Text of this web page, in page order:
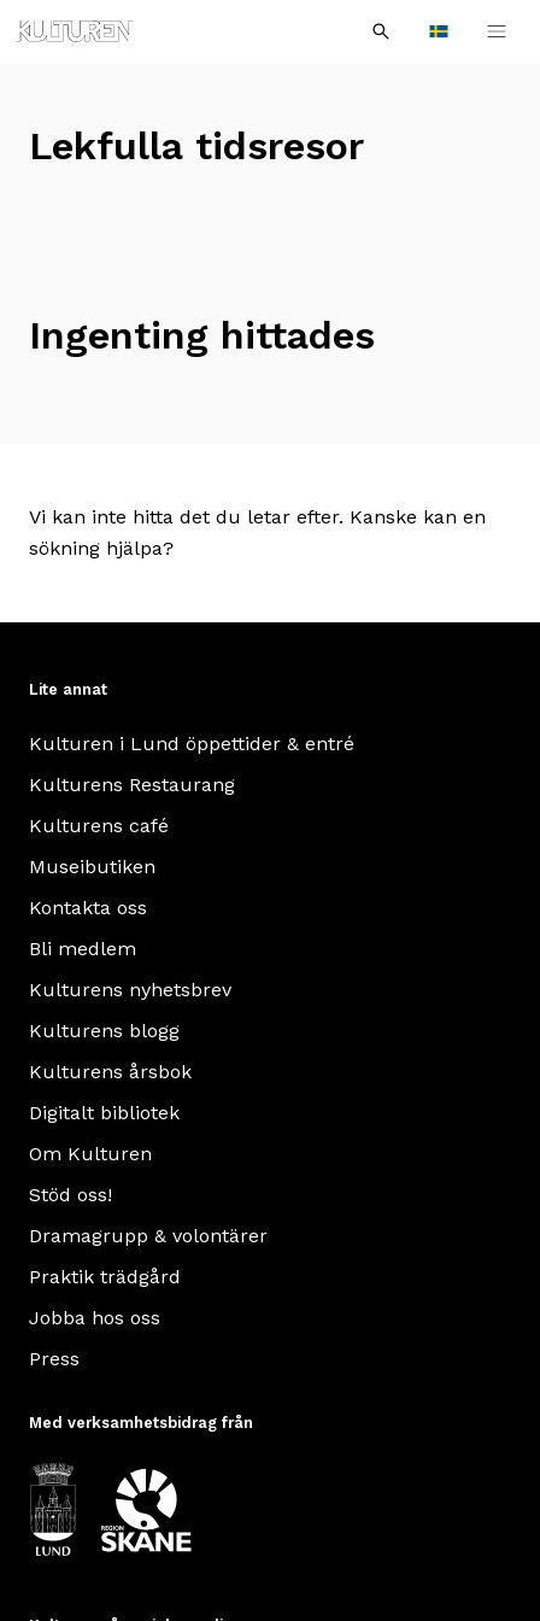
navigationen
innehållet
Languages
efter:
Sök
Lekfulla tidsresor
Ingenting hittades
Vi kan inte hitta det du letar efter. Kanske kan en
sökning hjälpa?
Lite annat
Kulturen i Lund öppettider & entré
Kulturens Restaurang
Kulturens café
Museibutiken
Kontakta oss
Bli medlem
Kulturens nyhetsbrev
Kulturens blogg
Kulturens årsbok
Digitalt bibliotek
Om Kulturen
Stöd oss!
Dramagrupp & volontärer
Praktik trädgård
Jobba hos oss
Press
Med verksamhetsbidrag från